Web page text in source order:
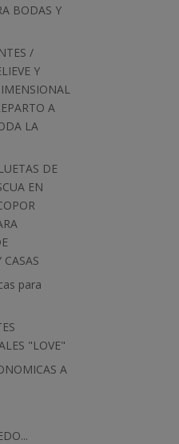
BODAS Y
/
Y
A
LA
DE
EN
CASAS
para
"LOVE"
A